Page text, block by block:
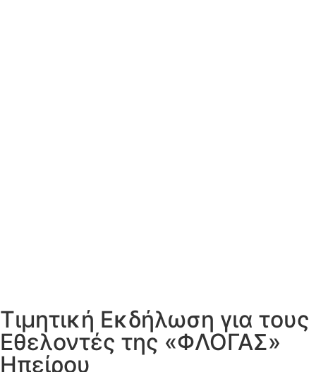
Τιμητική Εκδήλωση για τους
Εθελοντές της «ΦΛΟΓΑΣ»
Ηπείρου